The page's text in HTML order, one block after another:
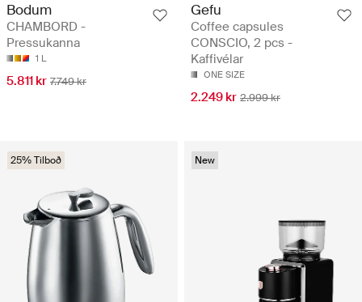
Bodum
CHAMBORD -
Pressukanna
1 L
5.811 kr 7.749 kr
Gefu
Coffee capsules
CONSCIO, 2 pcs -
Kaffivélar
ONE SIZE
2.249 kr 2.999 kr
25% Tilboð New